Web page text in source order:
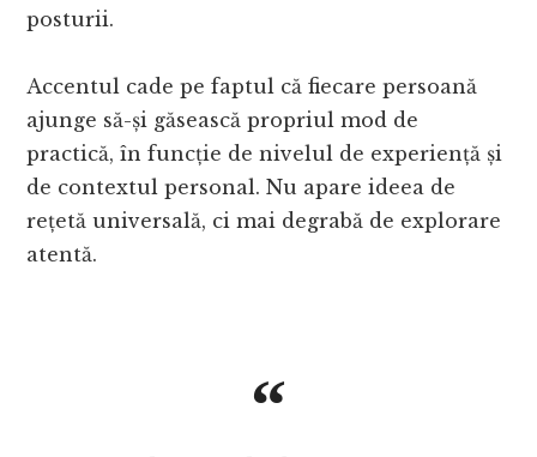
posturii.
Accentul cade pe faptul că fiecare persoană
ajunge să-și găsească propriul mod de
practică, în funcție de nivelul de experiență și
de contextul personal. Nu apare ideea de
rețetă universală, ci mai degrabă de explorare
atentă.